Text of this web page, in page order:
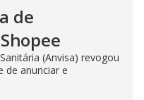
de
(Anvisa) revogou
de anunciar e